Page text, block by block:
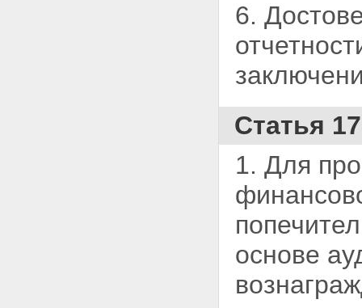
6.
Статья
1. Для
основе